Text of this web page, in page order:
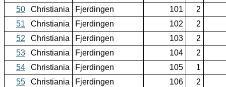
50
Christiania Fjerdingen 101
2
51
Christiania Fjerdingen 102
2
52
Christiania Fjerdingen 103
2
53
Christiania Fjerdingen 104
2
54
Christiania Fjerdingen 105
1
55
Christiania Fjerdingen 106
2